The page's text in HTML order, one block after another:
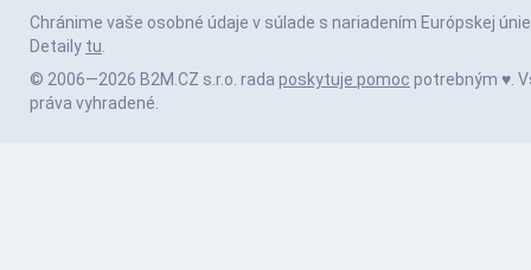
Chránime vaše osobné údaje v súlade s nariadením Európskej únie
Detaily tu
© 2006—2026 B2M.CZ s.r.o. rada poskytuje pomoc potrebným ♥️.
práva vyhradené.